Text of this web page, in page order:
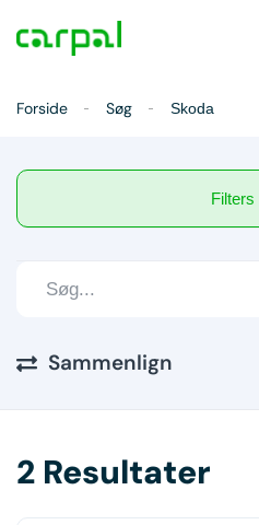
Forside Søg Skoda
Sammenlign
2 Resultater